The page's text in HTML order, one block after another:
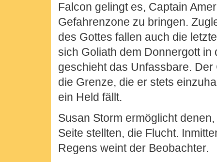
Falcon gelingt es, Captain
Gefahrenzone zu bringen.
des Gottes fallen auch die
sich Goliath dem Donnergott in
geschieht das Unfassbare.
die Grenze, die er stets
ein Held fällt.
Susan Storm ermöglicht
Seite stellten, die Flucht.
Regens weint der Beobachter.